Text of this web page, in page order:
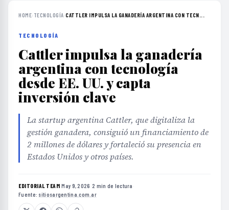
HOME› TECNOLOGÍA›CATTLER IMPULSA LA GANADERÍA ARGENTINA CON TECN...
TECNOLOGÍA
Cattler impulsa la ganadería
argentina con tecnología
desde EE. UU. y capta
inversión clave
La startup argentina Cattler, que digitaliza la
gestión ganadera, consiguió un financiamiento de
2 millones de dólares y fortaleció su presencia en
Estados Unidos y otros países.
EDITORIAL TEAM·May 9, 2026 ·2 min de lectura ·
Fuente: sitiosargentina.com.ar